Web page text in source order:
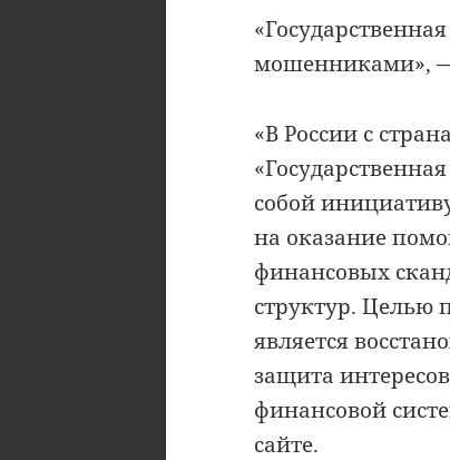
мошенниками»,
«В России с
собой
на оказание
финансовых
структур. Целью
является
защита
финансовой
сайте.